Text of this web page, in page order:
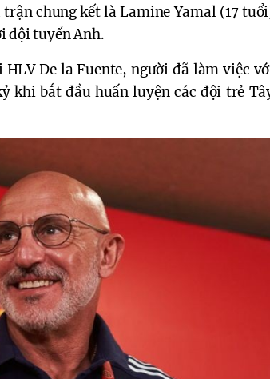
chung kết là Lamine Yamal (17
đội tuyển Anh.
De la Fuente, người đã làm việc
khi bắt đầu huấn luyện các đội trẻ